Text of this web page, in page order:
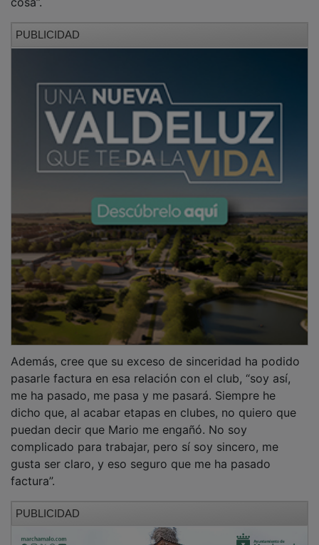
pasarle factura en esa relación con el club, “soy así,
me ha pasado, me pasa y me pasará. Siempre he
dicho que, al acabar etapas en clubes, no quiero que
puedan decir que Mario me engañó. No soy
complicado para trabajar, pero sí soy sincero, me
gusta ser claro, y eso seguro que me ha pasado
factura”.